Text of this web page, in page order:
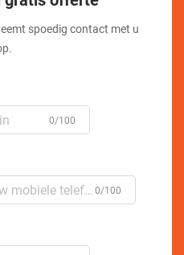
spoedig contact met u
0/100
0/100